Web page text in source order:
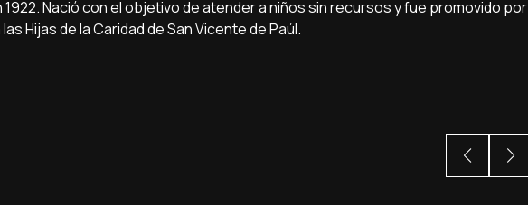
Nació con el objetivo de atender a niños sin recursos y fue promovido por
Hijas de la Caridad de San Vicente de Paúl.